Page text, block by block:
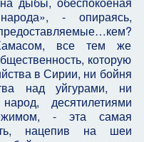
народа», - опираясь,
все тем же
которую
в Сирии, ни бойня
над уйгурами, ни
десятилетиями
- эта самая
нацепив на шеи